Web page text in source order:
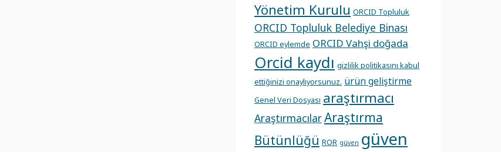
Yönetim Kurulu ORCID Topluluk
ORCID Topluluk Belediye Binası
ORCID eylemde ORCID Vahşi doğada
Orcid kaydı gizlilik politikasını kabul
ettiğinizi onaylıyorsunuz. ürün geliştirme
Genel Veri Dosyası araştırmacı
AraştırmacılarAraştırma
Bütünlüğü ROR güven güven